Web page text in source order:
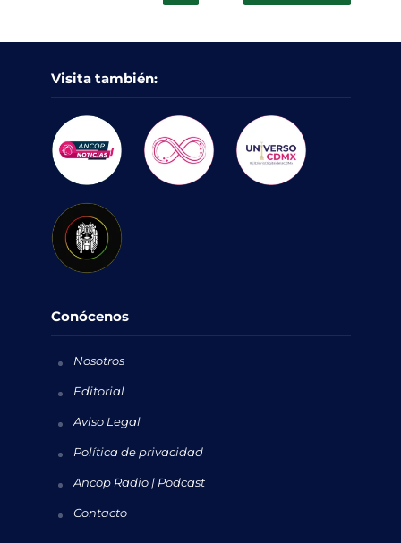
Visita también:
Conócenos
Nosotros
Editorial
Aviso Legal
Política de privacidad
Ancop Radio | Podcast
Contacto